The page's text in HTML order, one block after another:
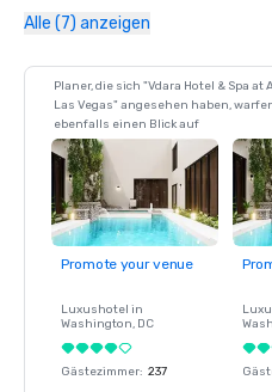
Alle (7) anzeigen
Planer, die sich "Vdara Hotel & Spa at
Las Vegas" angesehen haben,
ebenfalls einen Blick auf
Promote your venue
Luxushotel in
Washington, DC
Gästezimmer: 237